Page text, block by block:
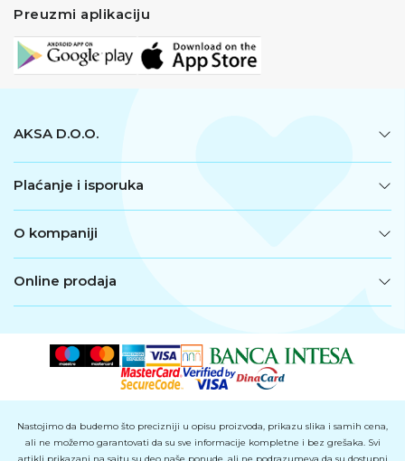
Preuzmi aplikaciju
AKSA D.O.O.
Plaćanje i isporuka
O kompaniji
Online prodaja
Nastojimo da budemo što precizniji u opisu proizvoda, prikazu slika i samih cena,
ali ne možemo garantovati da su sve informacije kompletne i bez grešaka. Svi